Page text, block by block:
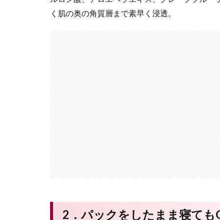
く肌の奥の角質層まで素早く浸透。
2．パックをしたまま寝ても